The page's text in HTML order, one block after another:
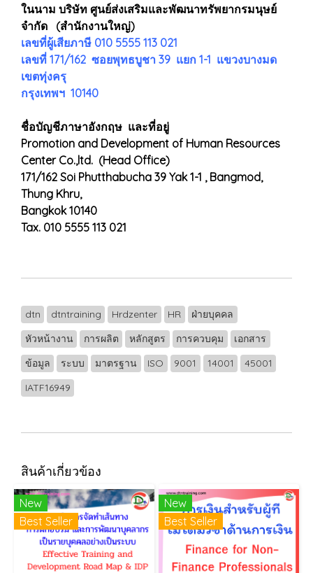
ในนาม บริษัท ศูนย์ส่งเสริมและพัฒนาทรัพยากรมนุษย์
จำกัด (สำนักงานใหญ่)
เลขที่ผู้เสียภาษี 010 5555 113 021
เลขที่ 171/162 ซอยพุทธบูชา 39 แยก 1-1 แขวงบางมด
เขตทุ่งครุ
กรุงเทพฯ 10140
ชื่อบัญชีภาษาอังกฤษ และที่อยู่
Promotion and Development of Human Resources
Center Co.,ltd. (Head Office)
171/162 Soi Phutthabucha 39 Yak 1-1 , Bangmod,
Thung Khru,
Bangkok 10140
Tax. 010 5555 113 021
dtn dtntraining Hrdzenter HR
ฝ่ายบุคคล
หัวหน้างาน
การผลิต หลักสูตร การควบคุม
เอกสาร
ข้อมูล
ระบบ มาตรฐาน ISO 9001 14001
45001
IATF16949
สินค้าเกี่ยวข้อง
New
Best Seller
New
Best Seller